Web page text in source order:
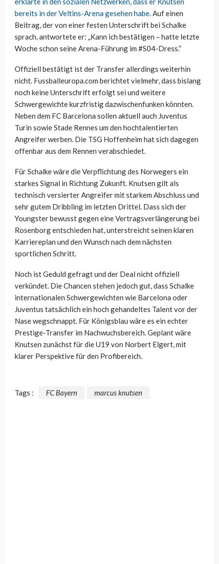
bereits in der Veltins-Arena gesehen habe.Auf einen
Beitrag, der von einer festen Unterschrift bei Schalke
sprach, antwortete er: „Kann ich bestätigen – hatte letzte
Woche schon seine Arena-Führung im #S04-Dress.“
Offiziell bestätigt ist der Transfer allerdings weiterhin
nicht. Fussballeuropa.com berichtet vielmehr, dass bislang
noch keine Unterschrift erfolgt sei und weitere
Schwergewichte kurzfristig dazwischenfunken könnten.
Neben dem FC Barcelona sollen aktuell auch Juventus
Turin sowie Stade Rennes um den hochtalentierten
Angreifer werben. Die TSG Hoffenheim hat sich dagegen
offenbar aus dem Rennen verabschiedet.
Für Schalke wäre die Verpflichtung des Norwegers ein
starkes Signal in Richtung Zukunft. Knutsen gilt als
technisch versierter Angreifer mit starkem Abschluss und
sehr gutem Dribbling im letzten Drittel. Dass sich der
Youngster bewusst gegen eine Vertragsverlängerung bei
Rosenborg entschieden hat, unterstreicht seinen klaren
Karriereplan und den Wunsch nach dem nächsten
sportlichen Schritt.
Noch ist Geduld gefragt und der Deal nicht offiziell
verkündet. Die Chancen stehen jedoch gut, dass Schalke
internationalen Schwergewichten wie Barcelona oder
Juventus tatsächlich ein hoch gehandeltes Talent vor der
Nase wegschnappt. Für Königsblau wäre es ein echter
Prestige-Transfer im Nachwuchsbereich. Geplant wäre
Knutsen zunächst für die U19 von Norbert Elgert, mit
klarer Perspektive für den Profibereich.
Tags : FC Bayern marcus knutsen